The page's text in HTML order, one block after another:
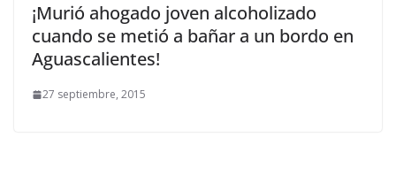
¡Murió ahogado joven alcoholizado
cuando se metió a bañar a un bordo en
Aguascalientes!
27 septiembre, 2015